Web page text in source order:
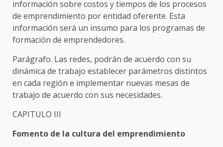
información sobre costos y tiempos de los procesos
de emprendimiento por entidad oferente. Esta
información será un insumo para los programas de
formación de emprendedores.
Parágrafo. Las redes, podrán de acuerdo con su
dinámica de trabajo establecer parámetros distintos
en cada región e implementar nuevas mesas de
trabajo de acuerdo con sus necesidades.
CAPITULO III
Fomento de la cultura del emprendimiento